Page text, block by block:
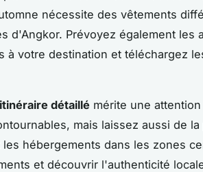
nécessite des vêtements
d'Angkor. Prévoyez également les
à votre destination et téléchargez
itinéraire détaillé mérite une
mais laissez aussi de la
hébergements dans les zones
et découvrir l'authenticité